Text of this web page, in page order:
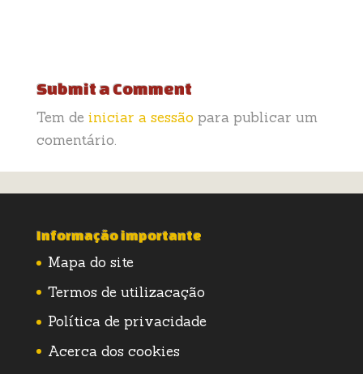
Submit a Comment
Tem de iniciar a sessão para publicar um
comentário.
Informação importante
Mapa do site
Termos de utilizacação
Política de privacidade
Acerca dos cookies